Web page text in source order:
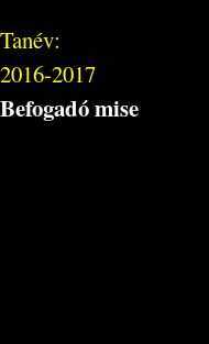
Tanév:
2016-2017
Befogadó mise